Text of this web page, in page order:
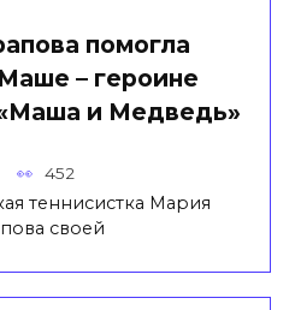
помогла
– героине
и Медведь»
452
теннисистка Мария
своей